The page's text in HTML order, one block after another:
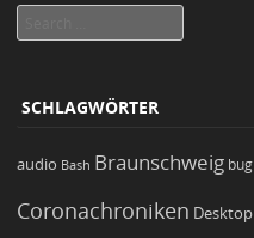
SCHLAGWÖRTER
audio Bash Braunschweig bug
Coronachroniken Desktop